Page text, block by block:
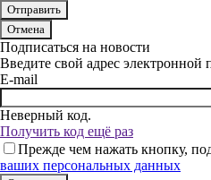
Отмена
Подписаться на новости
Введите свой адрес электронной
E-mail
Неверный код.
Получить код ещё раз
Прежде чем нажать кнопку,
ваших персональных данных